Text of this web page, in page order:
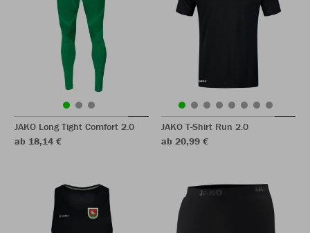
JAKO Long Tight Comfort 2.0
ab 18,14 €
JAKO T-Shirt Run 2.0
ab 20,99 €